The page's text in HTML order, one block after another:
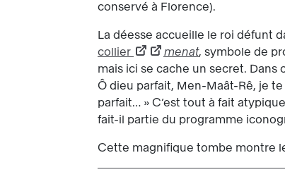
conservé à Florence).
La déesse accueille le roi défunt
collier
menat, symbole de
mais ici se cache un secret. Dans
Ô dieu parfait, Men-Maât-Rê, je
parfait… » C’est tout à fait
fait-il partie du programme
Cette magnifique tombe montre